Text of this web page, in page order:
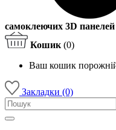
самоклеючих 3D
Кошик (0)
Ваш кошик
Закладки (0)